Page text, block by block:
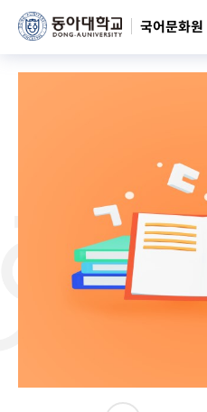
국어문화원